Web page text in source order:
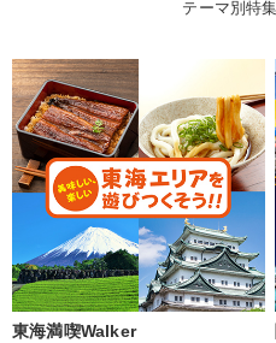
テーマ別特
東海満喫Walker